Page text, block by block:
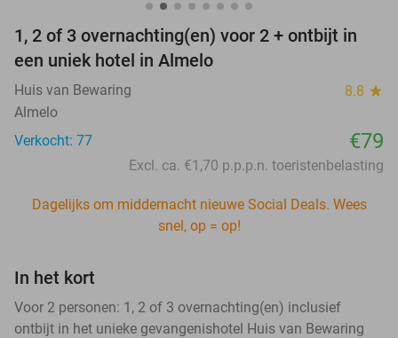
1, 2 of 3 overnachting(en) voor 2 + ontbijt in
een uniek hotel in Almelo
Huis van Bewaring 8.8 star
Almelo
Verkocht: 77
€79
Excl. ca. €1,70 p.p.p.n. toeristenbelasting
Dagelijks om middernacht nieuwe Social Deals. Wees
snel, op = op!
In het kort
Voor 2 personen: 1, 2 of 3 overnachting(en) inclusief
ontbijt in het unieke gevangenishotel Huis van Bewaring